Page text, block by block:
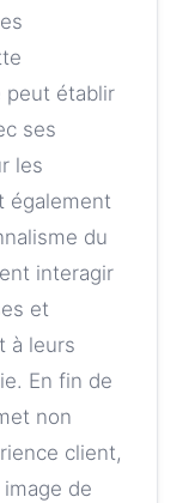
peut établir
ses
les
également
du
interagir
et
à leurs
En fin de
non
client,
de